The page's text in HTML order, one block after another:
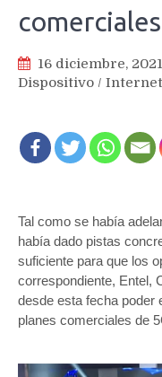
comerciales
16 diciembre, 2021
Dispositivo / Internet
Tal como se había
había dado pistas
suficiente para que los
correspondiente, Entel,
desde esta fecha poder
planes comerciales de